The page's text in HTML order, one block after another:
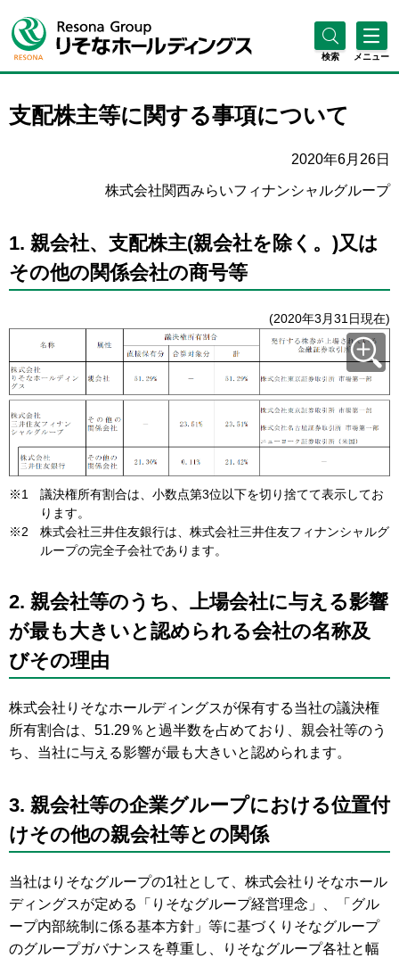
検索 メニュー
支配株主等に関する事項について
2020年6月26日
株式会社関西みらいフィナンシャルグループ
1. 親会社、支配株主(親会社を除く。)又は
その他の関係会社の商号等
(2020年3月31日現在)
※1
議決権所有割合は、小数点第3位以下を切り捨てて表示してお
ります。
※2
株式会社三井住友銀行は、株式会社三井住友フィナンシャルグ
ループの完全子会社であります。
2. 親会社等のうち、上場会社に与える影響
が最も大きいと認められる会社の名称及
びその理由
株式会社りそなホールディングスが保有する当社の議決権
所有割合は、51.29％と過半数を占めており、親会社等のう
ち、当社に与える影響が最も大きいと認められます。
3. 親会社等の企業グループにおける位置付
けその他の親会社等との関係
当社はりそなグループの1社として、株式会社りそなホール
ディングスが定める「りそなグループ経営理念」、「グル
ープ内部統制に係る基本方針」等に基づくりそなグループ
のグループガバナンスを尊重し、りそなグループ各社と幅